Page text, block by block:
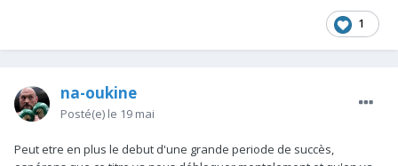
1
na-oukine
Posté(e) le 19 mai
Peut etre en plus le debut d'une grande periode de succès,